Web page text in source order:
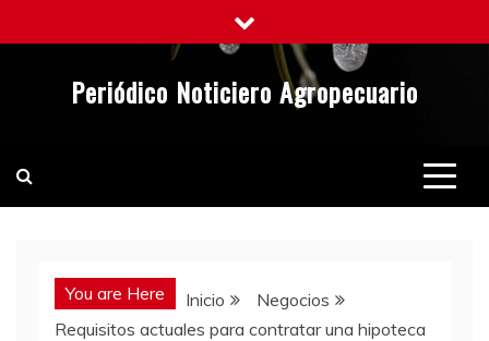
al
Periódico Noticiero Agropecuario
You are Here Inicio
Negocios
Requisitos actuales para contratar una hipoteca